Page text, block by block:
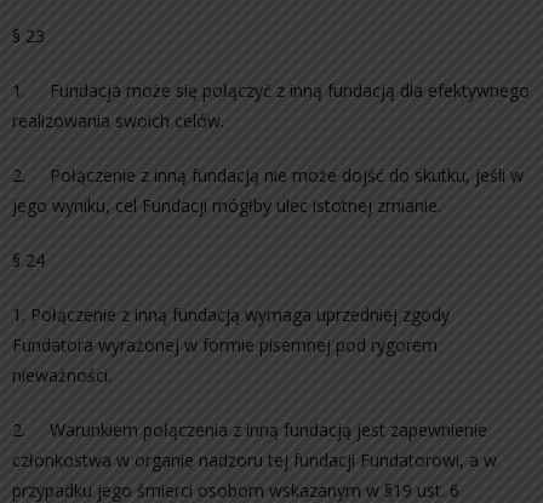
§ 23
1. Fundacja może się połączyć z inną fundacją dla efektywnego
realizowania swoich celów.
2. Połączenie z inną fundacją nie może dojść do skutku, jeśli w
jego wyniku, cel Fundacji mógłby ulec istotnej zmianie.
§ 24
1. Połączenie z inną fundacją wymaga uprzedniej zgody
Fundatora wyrażonej w formie pisemnej pod rygorem
nieważności.
2. Warunkiem połączenia z inną fundacją jest zapewnienie
członkostwa w organie nadzoru tej fundacji Fundatorowi, a w
przypadku jego śmierci osobom wskazanym w §19 ust. 6